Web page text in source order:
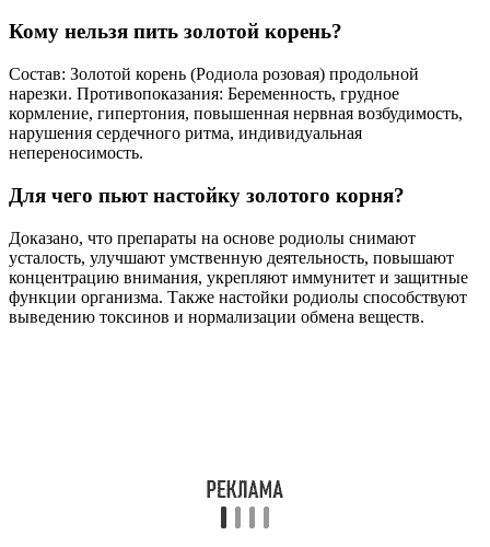
Кому нельзя пить золотой корень?
Состав: Золотой корень (Родиола розовая) продольной
нарезки. Противопоказания: Беременность, грудное
кормление, гипертония, повышенная нервная возбудимость,
нарушения сердечного ритма, индивидуальная
непереносимость.
Для чего пьют настойку золотого корня?
Доказано, что препараты на основе родиолы снимают
усталость, улучшают умственную деятельность, повышают
концентрацию внимания, укрепляют иммунитет и защитные
функции организма. Также настойки родиолы способствуют
выведению токсинов и нормализации обмена веществ.